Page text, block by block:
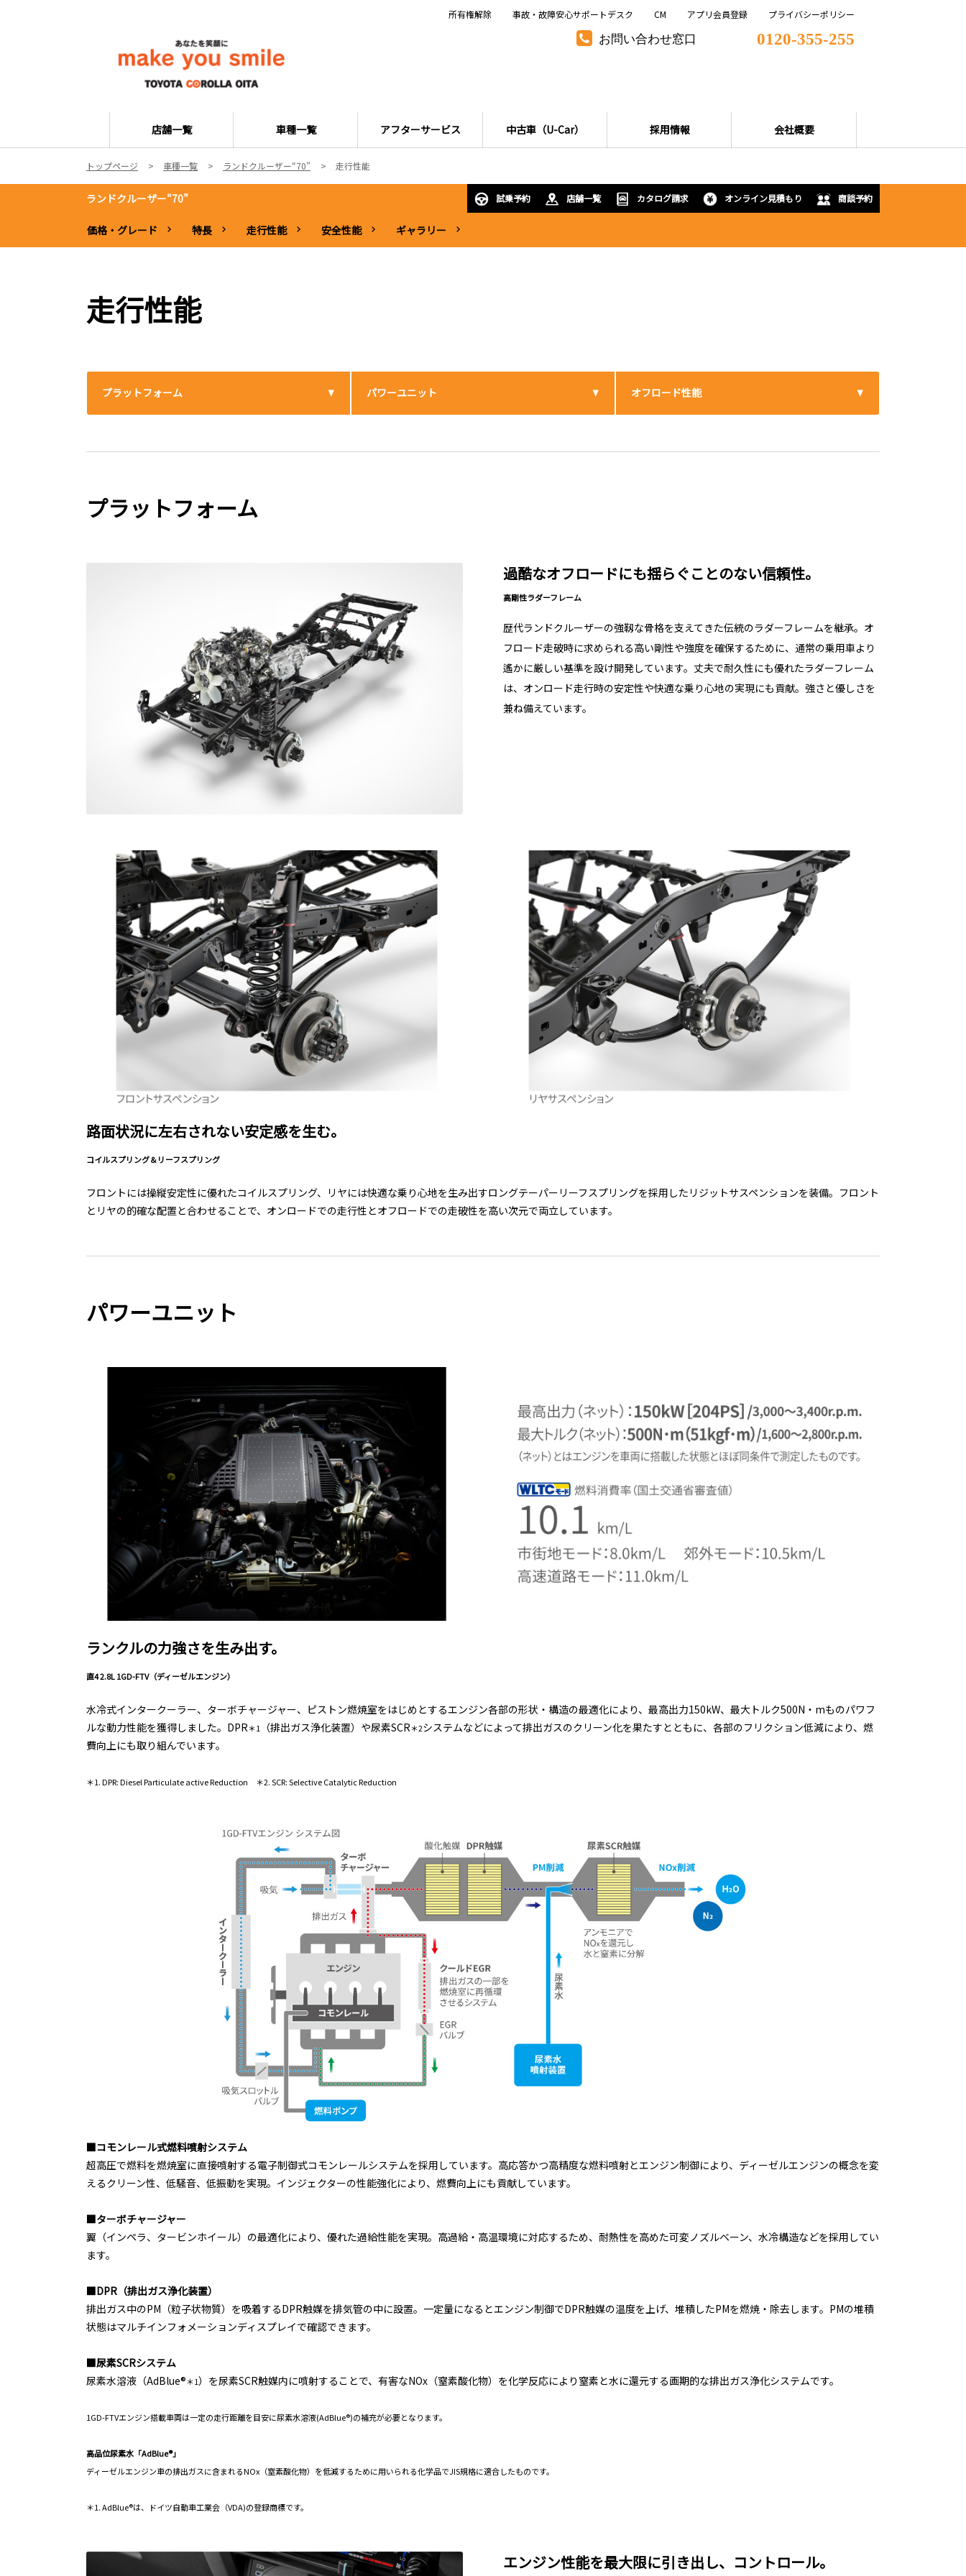
お問い合わせ窓口 0120-355-255
店舗一覧 車種一覧 アフターサービス 中古車（U-Car） 採用情報 会社概要
所有権解除 事故・故障安心サポートデスク CM アプリ会員登録 プライバシーポリシー
トップページ 車種一覧 ランドクルーザー“70” 走行性能
ランドクルーザー“70” 試乗予約 店舗一覧 カタログ請求 オンライン見積もり 商談予約
価格・グレード 特長 走行性能 安全性能 ギャラリー
走行性能
プラットフォーム パワーユニット オフロード性能
プラットフォーム
過酷なオフロードにも揺らぐことのない信頼性。
高剛性ラダーフレーム
歴代ランドクルーザーの強靱な骨格を支えてきた伝統のラダーフレームを継承。オ
フロード走破時に求められる高い剛性や強度を確保するために、通常の乗用車より
遙かに厳しい基準を設け開発しています。丈夫で耐久性にも優れたラダーフレーム
は、オンロード走行時の安定性や快適な乗り心地の実現にも貢献。強さと優しさを
兼ね備えています。
路面状況に左右されない安定感を生む。
コイルスプリング＆リーフスプリング
フロントには操縦安定性に優れたコイルスプリング、リヤには快適な乗り心地を生み出すロングテーパーリーフスプリングを採用したリジットサスペンションを装備。フロント
とリヤの的確な配置と合わせることで、オンロードでの走行性とオフロードでの走破性を高い次元で両立しています。
パワーユニット
ランクルの力強さを生み出す。
直4 2.8L 1GD-FTV（ディーゼルエンジン）
水冷式インタークーラー、ターボチャージャー、ピストン燃焼室をはじめとするエンジン各部の形状・構造の最適化により、最高出力150kW、最大トルク500N・mものパワフ
ルな動力性能を獲得しました。DPR＊1 （排出ガス浄化装置）や尿素SCR＊2システムなどによって排出ガスのクリーン化を果たすとともに、各部のフリクション低減により、燃
費向上にも取り組んでいます。
＊1. DPR: Diesel Particulate active Reduction ＊2. SCR: Selective Catalytic Reduction
■コモンレール式燃料噴射システム
超高圧で燃料を燃焼室に直接噴射する電子制御式コモンレールシステムを採用しています。高応答かつ高精度な燃料噴射とエンジン制御により、ディーゼルエンジンの概念を変
えるクリーン性、低騒音、低振動を実現。インジェクターの性能強化により、燃費向上にも貢献しています。
■ターボチャージャー
翼（インペラ、タービンホイール）の最適化により、優れた過給性能を実現。高過給・高温環境に対応するため、耐熱性を高めた可変ノズルベーン、水冷構造などを採用してい
ます。
■DPR（排出ガス浄化装置）
排出ガス中のPM（粒子状物質）を吸着するDPR触媒を排気管の中に設置。一定量になるとエンジン制御でDPR触媒の温度を上げ、堆積したPMを燃焼・除去します。PMの堆積
状態はマルチインフォメーションディスプレイで確認できます。
■尿素SCRシステム
尿素水溶液（AdBlue®＊1）を尿素SCR触媒内に噴射することで、有害なNOx（窒素酸化物）を化学反応により窒素と水に還元する画期的な排出ガス浄化システムです。
1GD-FTVエンジン搭載車両は一定の走行距離を目安に尿素水溶液(AdBlue®)の補充が必要となります。
高品位尿素水「AdBlue®」
ディーゼルエンジン車の排出ガスに含まれるNOx（窒素酸化物）を低減するために用いられる化学品でJIS規格に適合したものです。
＊1. AdBlue®は、ドイツ自動車工業会（VDA)の登録商標です。
エンジン性能を最大限に引き出し、コントロール。